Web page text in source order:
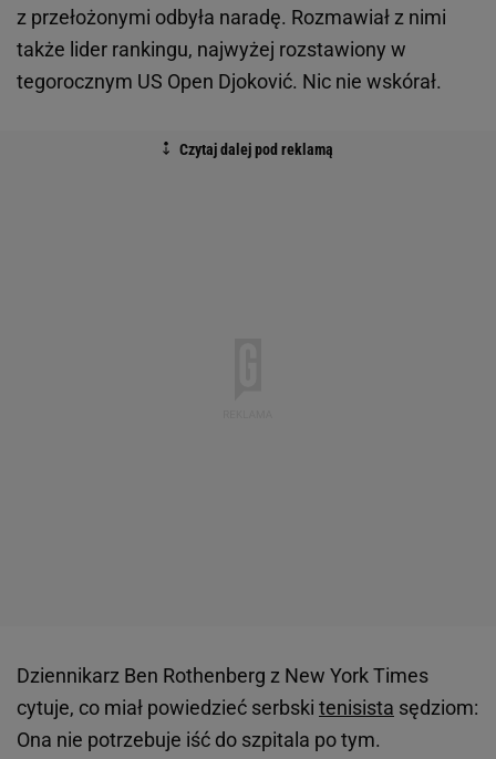
z przełożonymi odbyła naradę. Rozmawiał z nimi
także lider rankingu, najwyżej rozstawiony w
tegorocznym US Open Djoković. Nic nie wskórał.
Dziennikarz Ben Rothenberg z New York Times
cytuje, co miał powiedzieć serbski tenisista sędziom:
Ona nie potrzebuje iść do szpitala po tym.